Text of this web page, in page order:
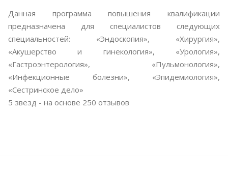
Данная программа повышения квалификации
предназначена для специалистов следующих
специальностей: «Эндоскопия», «Хирургия»,
«Акушерство и гинекология», «Урология»,
«Гастроэнтерология», «Пульмонология»,
«Инфекционные болезни», «Эпидемиология»,
«Сестринское дело»
5 звезд - на основе 250 отзывов